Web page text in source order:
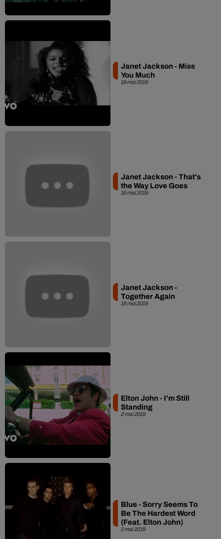
16 mai 2019
Janet Jackson - Miss
You Much
16 mai 2019
Janet Jackson - That's
the Way Love Goes
16 mai 2019
Janet Jackson -
Together Again
2 mai 2019
Elton John - I'm Still
Standing
2 mai 2019
Blue - Sorry Seems To
Be The Hardest Word
(Feat. Elton John)